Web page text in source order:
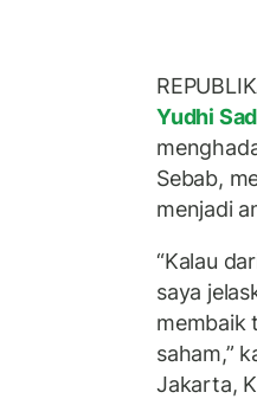
Yudhi
Sebab,
menjadi
“Kalau
saya
membaik
saham,”
Jakarta,